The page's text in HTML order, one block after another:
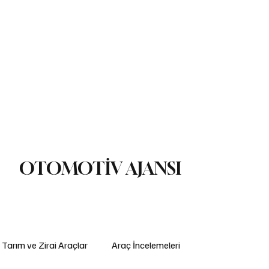
OTOMOTİV AJANSI
Tarım ve Zirai Araçlar Araç İncelemeleri